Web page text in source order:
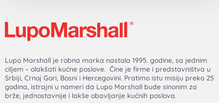
Lupo Marshall je robna marka nastala 1995. godine, sa jednim
ciljem – olakšati kućne poslove. Čine je firme i predstavništva u
Srbiji, Crnoj Gori, Bosni i Hercegovini. Pratimo istu misiju preko 25
godina, istrajni u nameri da Lupo Marshall bude sinonim za
brže, jednostavnije i lakše obavljanje kućnih poslova.